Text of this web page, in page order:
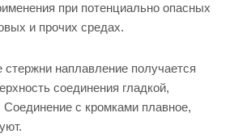
при потенциально опасных
и прочих средах.
наплавление получается
соединения гладкой,
с кромками плавное,